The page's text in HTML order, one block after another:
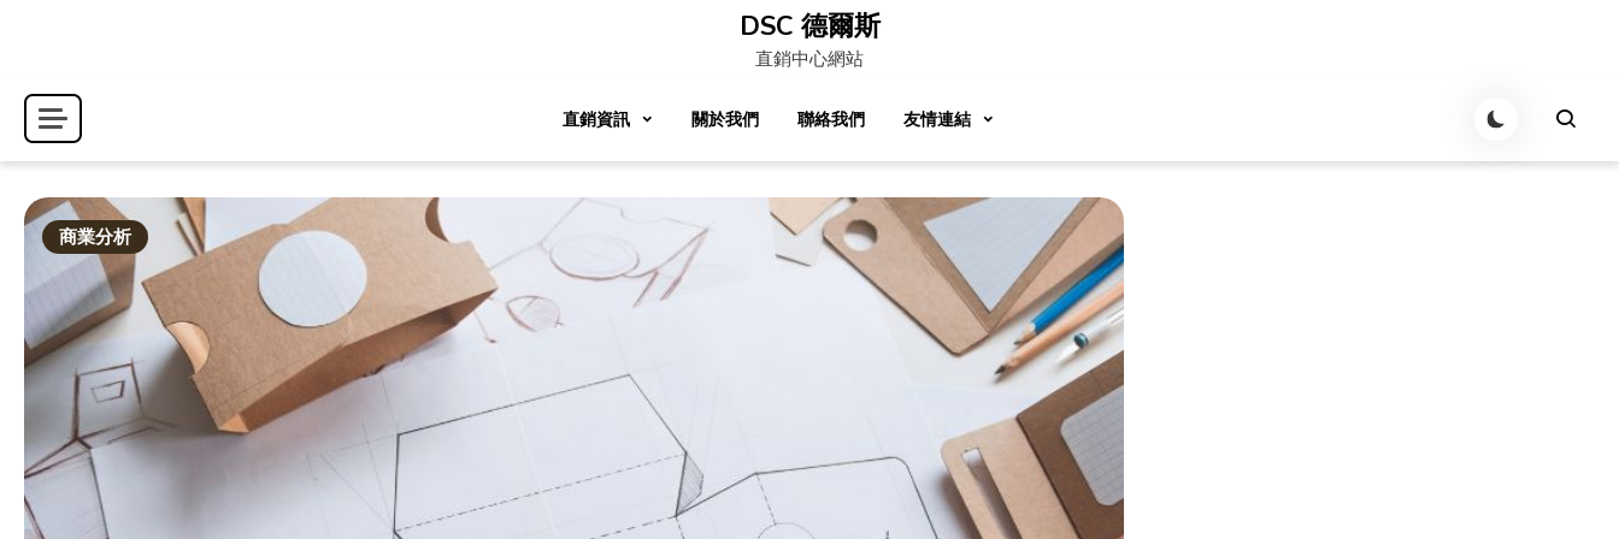
DSC 德爾斯
直銷中心網站
直銷資訊 關於我們 聯絡我們 友情連結
商業分析